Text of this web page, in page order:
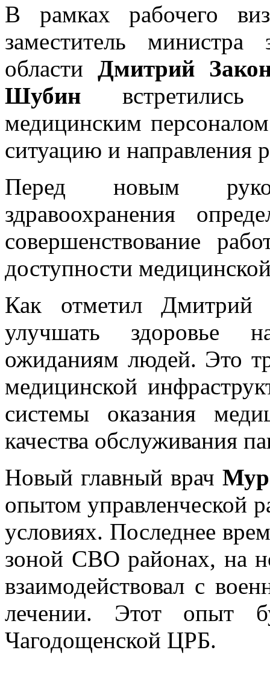
В рамках рабочего
заместитель министра
области Дмитрий
Шубин
медицинским
ситуацию и направления
Перед новым
здравоохранения
совершенствование
доступности
Как отметил Дмитрий
улучшать здоровье
ожиданиям людей. Это
медицинской
системы оказания
качества обслуживания
Новый главный врач
опытом управленческой
условиях. Последнее
зоной СВО районах, на
взаимодействовал с
лечении. Этот опыт
Чагодощенской ЦРБ.